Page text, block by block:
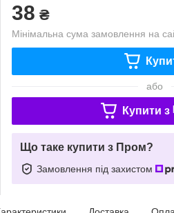
38 ₴
Мінімальна сума замовлення на
або
Купити з
Що таке купити з Пром?
Замовлення під захистом